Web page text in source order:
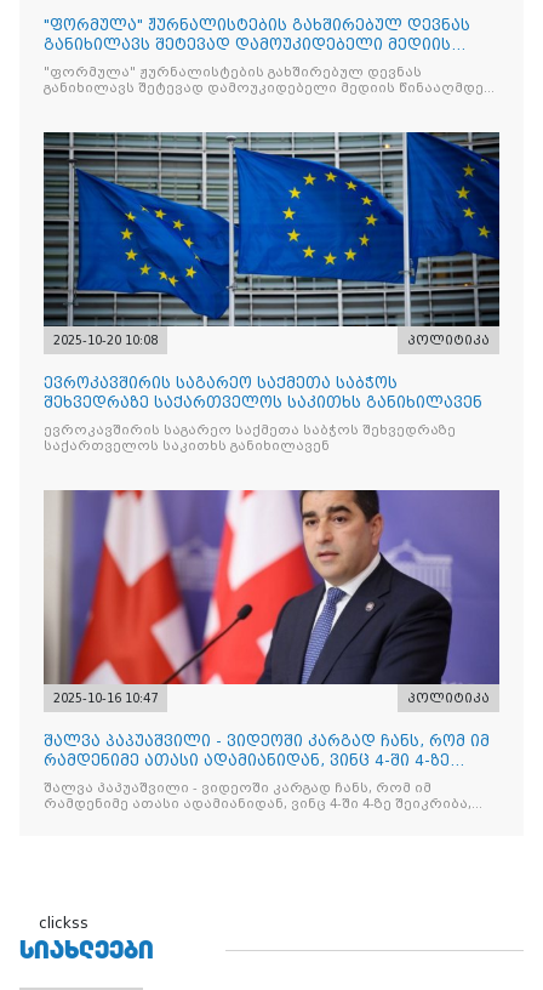
"ფორმულა" ჟურნალისტების გახშირებულ დევნას
განიხილავს შეტევად დამოუკიდებელი მედიის
წინააღმდ
"ფორმულა" ჟურნალისტების გახშირებულ დევნას
განიხილავს შეტევად დამოუკიდებელი მედიის წინააღმდეგ,
2025-10-20 10:08 პოლიტიკა
ევროკავშირის საგარეო საქმეთა საბჭოს
შეხვედრაზე საქართველოს საკითხს განიხილავენ
ევროკავშირის საგარეო საქმეთა საბჭოს შეხვედრაზე
საქართველოს საკითხს განიხილავენ
2025-10-16 10:47 პოლიტიკა
შალვა პაპუაშვილი - ვიდეოში კარგად ჩანს, რომ იმ
რამდენიმე ათასი ადამიანიდან, ვინც 4-ში 4-ზე
შეიკრიბა,
შალვა პაპუაშვილი - ვიდეოში კარგად ჩანს, რომ იმ
რამდენიმე ათასი ადამიანიდან, ვინც 4-ში 4-ზე შეიკრიბა,
clickss
ᲡᲘᲐᲮᲚᲔᲔᲑᲘ